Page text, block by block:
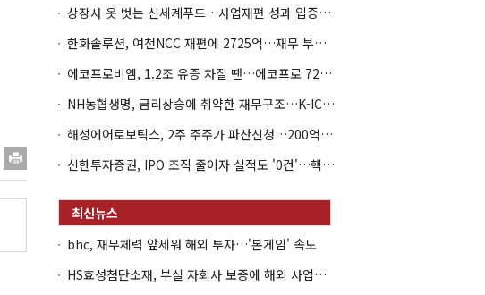
상장사 옷 벗는 신세계푸드…사업재편 성과 입증할까
한화솔루션, 여천NCC 재편에 2725억…재무 부담 커지나
에코프로비엠, 1.2조 유증 차질 땐…에코프로 7270억 '독박'
NH농협생명, 금리상승에 취약한 재무구조…K-ICS 변동성 '주의보'
해성에어로보틱스, 2주 주주가 파산신청…200억 CB 분쟁 확산
신한투자증권, IPO 조직 줄이자 실적도 '0건'…핵심 인력까지 이탈
bhc, 재무체력 앞세워 해외 투자…'본게임' 속도
HS효성첨단소재, 부실 자회사 보증에 해외 사업까지…부담 '가중'